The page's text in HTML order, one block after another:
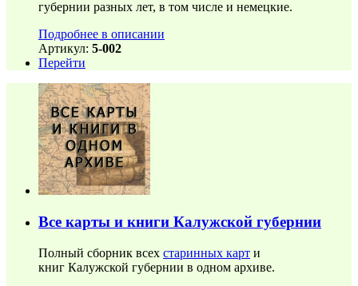
губернии разных лет, в том числе и немецкие.
Подробнее в описании
Артикул: 5-002
Перейти
Все карты и книги Калужской губернии
Полный сборник всех старинных карт и
книг Калужской губернии в одном архиве.